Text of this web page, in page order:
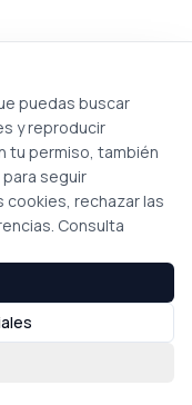
puedas buscar
y reproducir
tu permiso, también
seguir
rechazar las
Consulta